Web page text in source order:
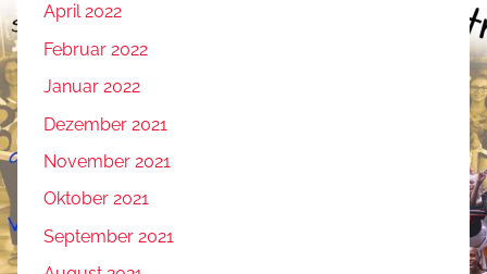
April 2022
Februar 2022
Januar 2022
Dezember 2021
November 2021
Oktober 2021
September 2021